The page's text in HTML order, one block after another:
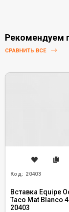
Рекомендуем
СРАВНИТЬ ВСЕ
Код: 20403
Вставка Equipe
Taco Mat Blanco
20403